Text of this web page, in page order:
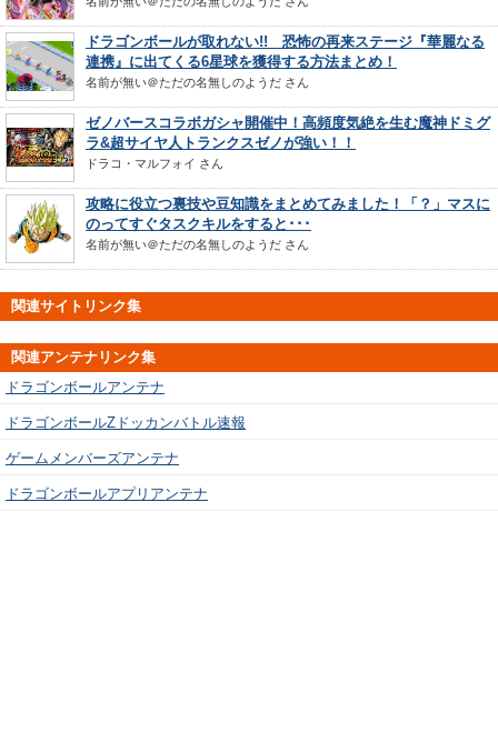
ドラゴンボールが取れない!! 恐怖の再来ステージ『華麗なる
連携』に出てくる6星球を獲得する方法まとめ！
名前が無い＠ただの名無しのようだ さん
ゼノバースコラボガシャ開催中！高頻度気絶を生む魔神ドミグ
ラ&超サイヤ人トランクスゼノが強い！！
ドラコ・マルフォイ さん
攻略に役立つ裏技や豆知識をまとめてみました！「？」マスに
のってすぐタスクキルをすると･･･
名前が無い＠ただの名無しのようだ さん
関連サイトリンク集
関連アンテナリンク集
ドラゴンボールアンテナ
ドラゴンボールZドッカンバトル速報
ゲームメンバーズアンテナ
ドラゴンボールアプリアンテナ